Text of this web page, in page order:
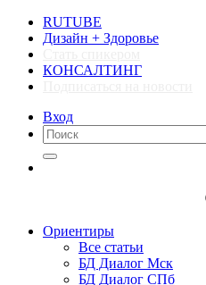
RUTUBE
Дизайн + Здоровье
КОНСАЛТИНГ
Вход
Ориентиры
Все статьи
БД Диалог Мск
БД Диалог СПб